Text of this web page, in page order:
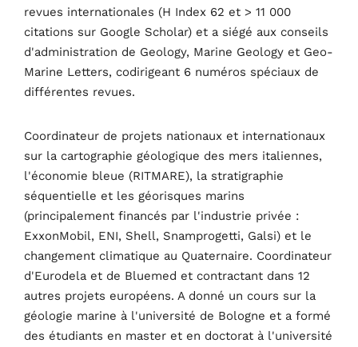
revues internationales (H Index 62 et > 11 000
citations sur Google Scholar) et a siégé aux conseils
d'administration de Geology, Marine Geology et Geo-
Marine Letters, codirigeant 6 numéros spéciaux de
différentes revues.
Coordinateur de projets nationaux et internationaux
sur la cartographie géologique des mers italiennes,
l'économie bleue (RITMARE), la stratigraphie
séquentielle et les géorisques marins
(principalement financés par l'industrie privée :
ExxonMobil, ENI, Shell, Snamprogetti, Galsi) et le
changement climatique au Quaternaire. Coordinateur
d'Eurodela et de Bluemed et contractant dans 12
autres projets européens. A donné un cours sur la
géologie marine à l'université de Bologne et a formé
des étudiants en master et en doctorat à l'université
Thèmes
Entreprises Ingénierie Croissance Plate-forme
Quand
Du dimanche au mercredi
Du 23 au 26 décembre 2022